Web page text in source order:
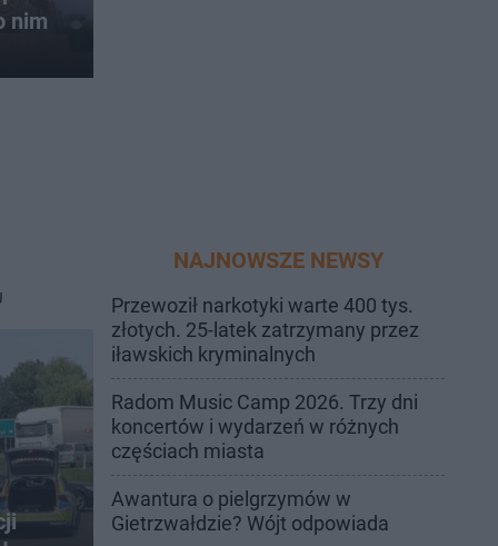
nim
NAJNOWSZE NEWSY
Przewoził narkotyki warte 400 tys.
złotych. 25-latek zatrzymany przez
iławskich kryminalnych
Radom Music Camp 2026. Trzy dni
koncertów i wydarzeń w różnych
częściach miasta
Awantura o pielgrzymów w
Gietrzwałdzie? Wójt odpowiada